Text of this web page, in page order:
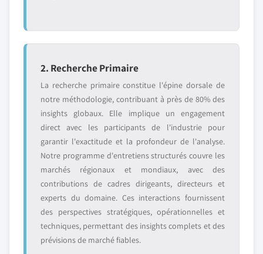
2. Recherche Primaire
La recherche primaire constitue l'épine dorsale de
notre méthodologie, contribuant à près de 80% des
insights globaux. Elle implique un engagement
direct avec les participants de l'industrie pour
garantir l'exactitude et la profondeur de l'analyse.
Notre programme d'entretiens structurés couvre les
marchés régionaux et mondiaux, avec des
contributions de cadres dirigeants, directeurs et
experts du domaine. Ces interactions fournissent
des perspectives stratégiques, opérationnelles et
techniques, permettant des insights complets et des
prévisions de marché fiables.